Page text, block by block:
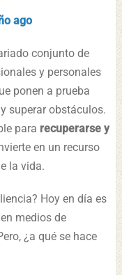
ago
conjunto de
y personales
ponen a prueba
superar obstáculos.
para recuperarse y
en un recurso
la vida.
Hoy en día es
medios de
¿a qué se hace